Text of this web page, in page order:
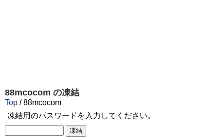
88mcocom の凍結
Top / 88mcocom
凍結用のパスワードを入力してください。